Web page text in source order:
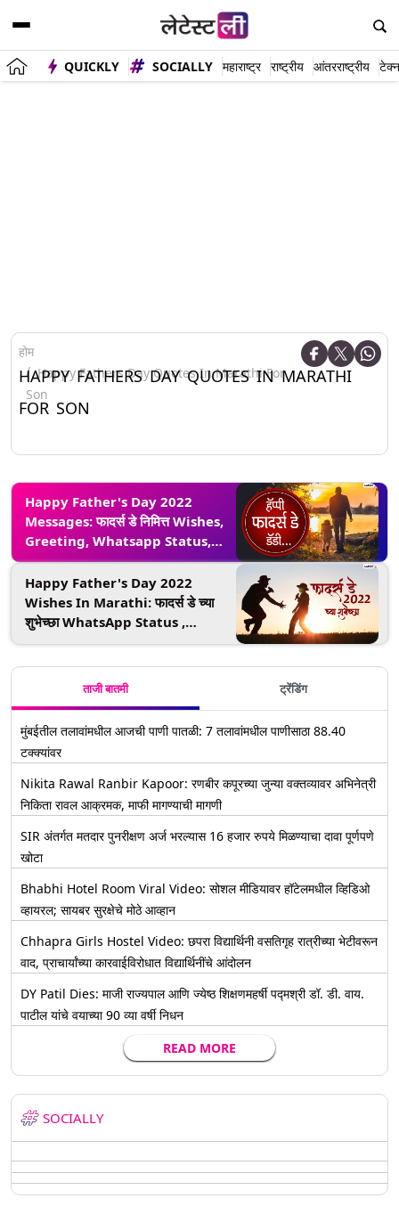
QUICKLY SOCIALLY महाराष्ट्र राष्ट्रीय आंतरराष्ट्रीय
होम
Happy Fathers Day Quotes In Marathi For
Son
HAPPY FATHERS DAY QUOTES IN MARATHI
FOR SON
Happy Father's Day 2022
Messages: फादर्स डे निमित्त Wishes,
Greeting, Whatsapp Status,
Images च्या माध्यमातून आपल्या बाबांना द्या
खास मराठी शुभेच्छा!
Happy Father's Day 2022
Wishes In Marathi: फादर्स डे च्या
शुभेच्छा WhatsApp Status ,
ताजी बातमी ट्रेंडिंग
मुंबईतील तलावांमधील आजची पाणी पातळी: 7 तलावांमधील पाणीसाठा 88.40
टक्क्यांवर
Nikita Rawal Ranbir Kapoor: रणबीर कपूरच्या जुन्या वक्तव्यावर अभिनेत्री
निकिता रावल आक्रमक, माफी मागण्याची मागणी
SIR अंतर्गत मतदार पुनरीक्षण अर्ज भरल्यास 16 हजार रुपये मिळण्याचा दावा पूर्णपणे
खोटा
Bhabhi Hotel Room Viral Video: सोशल मीडियावर हॉटेलमधील व्हिडिओ
व्हायरल; सायबर सुरक्षेचे मोठे आव्हान
Chhapra Girls Hostel Video: छपरा विद्यार्थिनी वसतिगृह रात्रीच्या भेटीवरून
वाद, प्राचार्यांच्या कारवाईविरोधात विद्यार्थिनींचे आंदोलन
DY Patil Dies: माजी राज्यपाल आणि ज्येष्ठ शिक्षणमहर्षी पद्मश्री डॉ. डी. वाय.
पाटील यांचे वयाच्या 90 व्या वर्षी निधन
READ MORE
SOCIALLY